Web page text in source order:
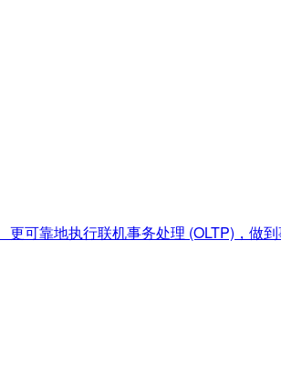
可靠地执行联机事务处理 (OLTP)，做到